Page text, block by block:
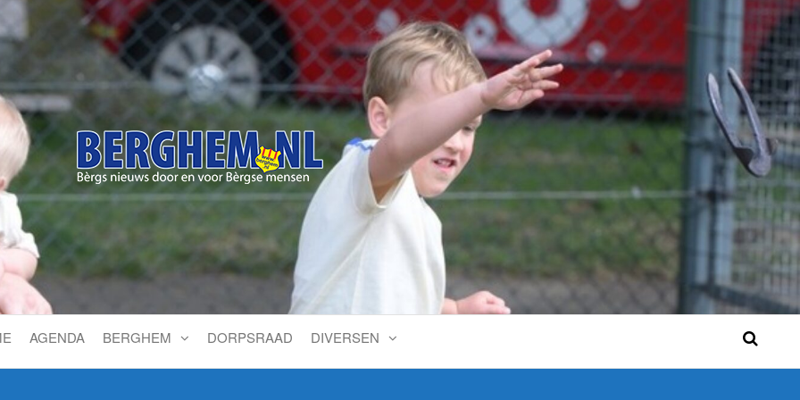
Bérgs nieuws door en voor Bérgse mensen
AGENDA BERGHEM DORPSRAAD DIVERSEN